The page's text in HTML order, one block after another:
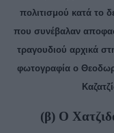
πολιτισμού κατά το
που συνέβαλαν
τραγουδιού αρχικά
φωτογραφία ο
(β) Ο